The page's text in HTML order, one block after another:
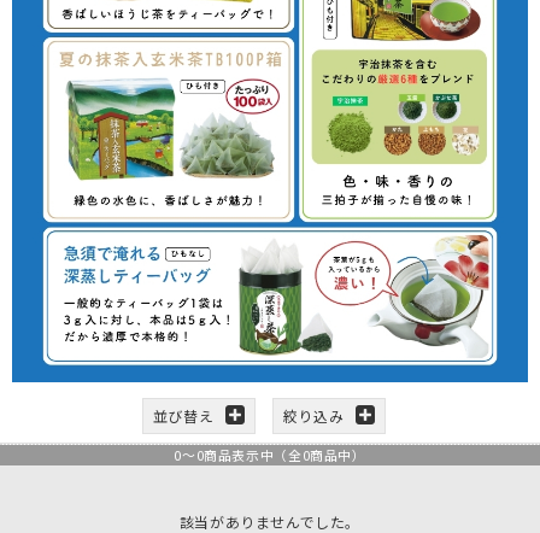
並び替え 絞り込み
0～0商品表示中（全0商品中）
該当がありませんでした。